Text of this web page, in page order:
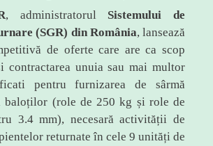
, administratorul Sistemului de
(SGR) din România, lansează
de oferte care are ca scop
contractarea unuia sau mai multor
pentru furnizarea de sârmă
baloților (role de 250 kg și role de
3.4 mm), necesară activității de
returnate în cele 9 unități de